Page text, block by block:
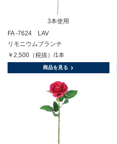
3本使用
FA -7624 LAV
リモニウムブランチ
￥2,500（税抜）/1本
商品を見る